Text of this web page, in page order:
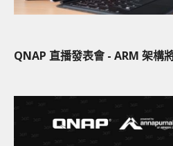
QNAP 直播發表會 - ARM 架構